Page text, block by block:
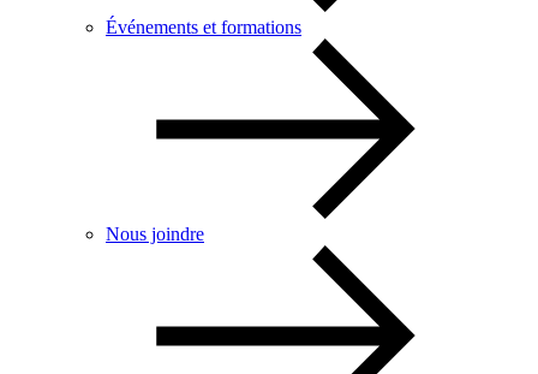
Événements et formations
Nous joindre